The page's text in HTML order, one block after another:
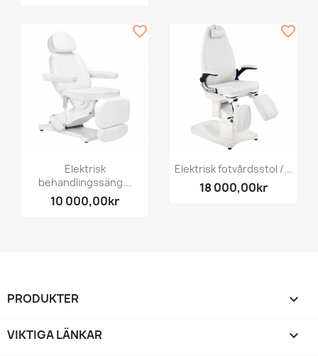
Elektrisk
behandlingssäng...
10 000,00kr
favorite_border
Elektrisk fotvårdsstol /...
18 000,00kr
favorite_border
PRODUKTER 
VIKTIGA LÄNKAR 